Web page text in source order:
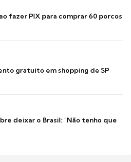
fazer PIX para comprar 60 porcos
gratuito em shopping de SP
deixar o Brasil: "Não tenho que